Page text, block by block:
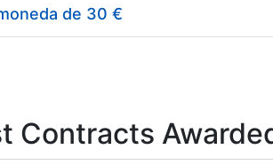
de 30 €
Contracts